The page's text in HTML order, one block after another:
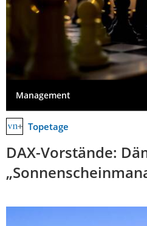
Management
Topetage
DAX-Vorstände: